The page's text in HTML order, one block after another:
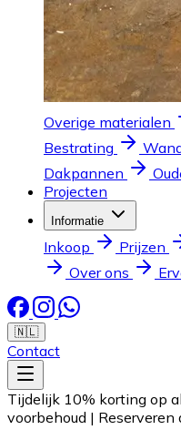
Overige materialen
Bestrating
Dakpannen
Projecten
Informatie
Inkoop Prijzen
Over ons
🇳🇱
Contact
Tijdelijk 10% korting op
voorbehoud |